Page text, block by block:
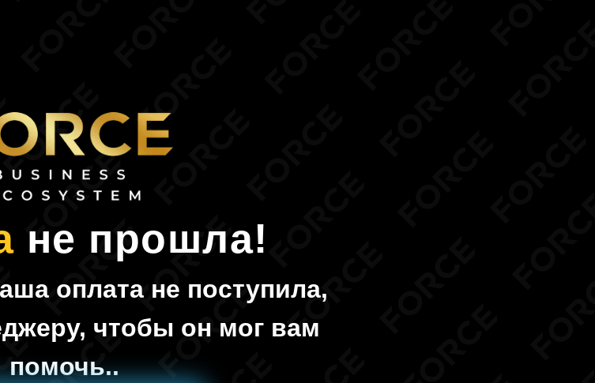
не прошла!
оплата не поступила,
чтобы он мог вам
помочь..